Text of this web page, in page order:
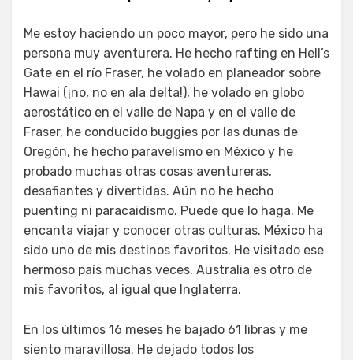
Me estoy haciendo un poco mayor, pero he sido una
persona muy aventurera. He hecho rafting en Hell’s
Gate en el río Fraser, he volado en planeador sobre
Hawai (¡no, no en ala delta!), he volado en globo
aerostático en el valle de Napa y en el valle de
Fraser, he conducido buggies por las dunas de
Oregón, he hecho paravelismo en México y he
probado muchas otras cosas aventureras,
desafiantes y divertidas. Aún no he hecho
puenting ni paracaidismo. Puede que lo haga. Me
encanta viajar y conocer otras culturas. México ha
sido uno de mis destinos favoritos. He visitado ese
hermoso país muchas veces. Australia es otro de
mis favoritos, al igual que Inglaterra.
En los últimos 16 meses he bajado 61 libras y me
siento maravillosa. He dejado todos los